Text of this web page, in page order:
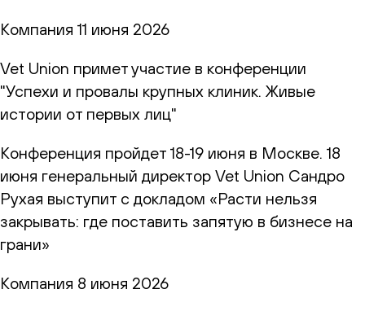
Компания 11 июня 2026
Vet Union примет участие в конференции
"Успехи и провалы крупных клиник. Живые
истории от первых лиц"
Конференция пройдет 18-19 июня в Москве. 18
июня генеральный директор Vet Union Сандро
Рухая выступит с докладом «Расти нельзя
закрывать: где поставить запятую в бизнесе на
грани»
Компания 8 июня 2026